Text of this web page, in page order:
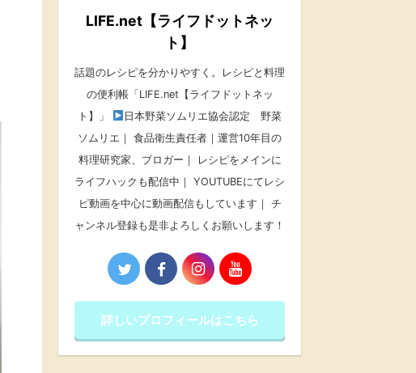
LIFE.net【ライフドットネッ
ト】
話題のレシピを分かりやすく。レシピと料理
の便利帳「LIFE.net【ライフドットネッ
ト】」
日本野菜ソムリエ協会認定 野菜
ソムリエ｜ 食品衛生責任者｜運営10年目の
料理研究家、ブロガー｜ レシピをメインに
ライフハックも配信中｜ YOUTUBEにてレシ
ピ動画を中心に動画配信もしています｜ チ
ャンネル登録も是非よろしくお願いします！
詳しいプロフィールはこちら